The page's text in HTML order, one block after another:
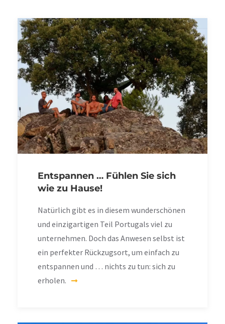
Entspannen … Fühlen Sie sich
wie zu Hause!
Natürlich gibt es in diesem wunderschönen
und einzigartigen Teil Portugals viel zu
unternehmen. Doch das Anwesen selbst ist
ein perfekter Rückzugsort, um einfach zu
entspannen und … nichts zu tun: sich zu
erholen.